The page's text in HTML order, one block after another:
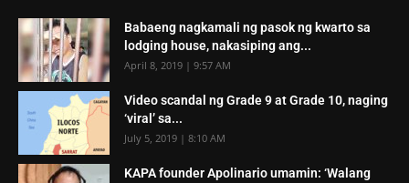
Babaeng nagkamali ng pasok ng kwarto sa
lodging house, nakasiping ang...
April 8, 2019 | 9:57 AM
Video scandal ng Grade 9 at Grade 10, naging
‘viral’ sa...
July 5, 2019 | 8:10 AM
KAPA founder Apolinario umamin: ‘Walang